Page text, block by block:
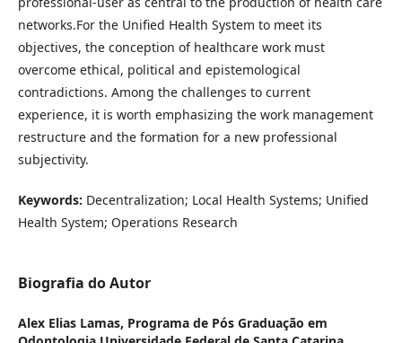
networks.For the Unified Health System to meet its
objectives, the conception of healthcare work must
overcome ethical, political and epistemological
contradictions. Among the challenges to current
experience, it is worth emphasizing the work management
restructure and the formation for a new professional
subjectivity.
Keywords: Decentralization; Local Health Systems; Unified
Health System; Operations Research
Biografia do Autor
Alex Elias Lamas, Programa de Pós Graduação em